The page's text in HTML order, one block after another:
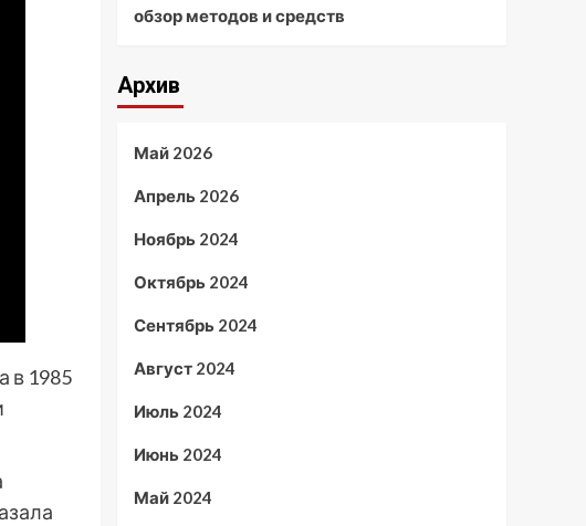
в 1985
обзор методов и средств
Архив
Май 2026
Апрель 2026
Ноябрь 2024
Октябрь 2024
Сентябрь 2024
Август 2024
Июль 2024
Июнь 2024
Май 2024